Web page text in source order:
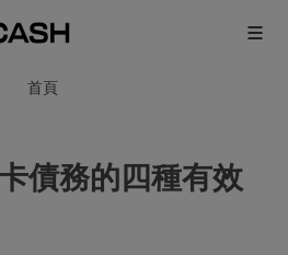
首頁
債務的四種有效